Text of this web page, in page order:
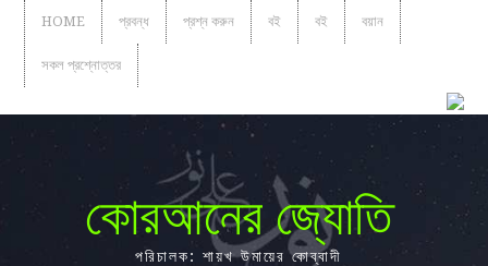
HOME প্রবন্ধ প্রশ্ন করুন বই বই বয়ান
সকল প্রশ্নোত্তর
কোরআনের জ্যোতি
পরিচালক: শায়খ উমায়ের কোব্বাদী